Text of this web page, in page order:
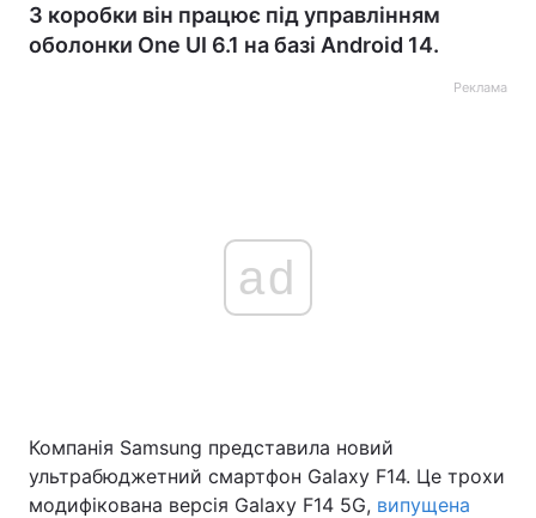
З коробки він працює під управлінням
оболонки One UI 6.1 на базі Android 14.
Реклама
ad
Компанія Samsung представила новий
ультрабюджетний смартфон Galaxy F14. Це трохи
модифікована версія Galaxy F14 5G, випущена